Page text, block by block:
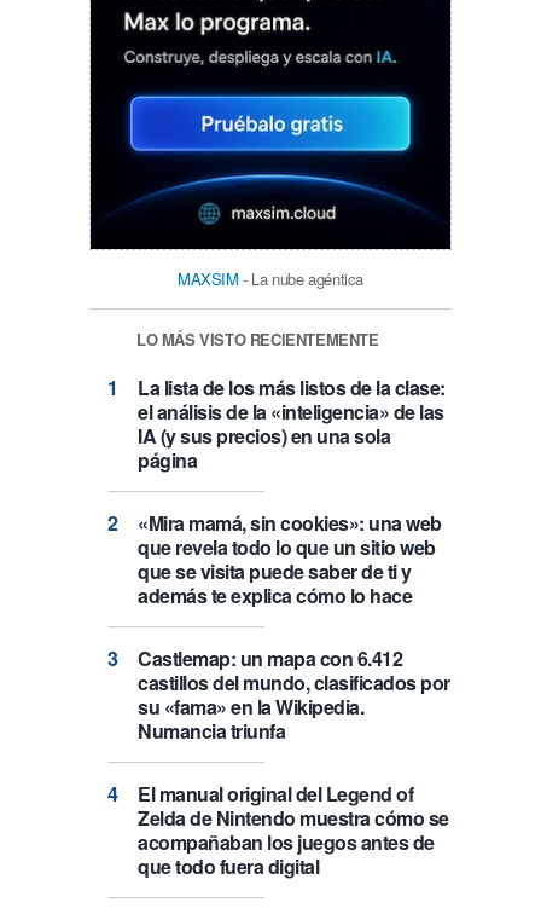
MAXSIM - La nube agéntica
LO MÁS VISTO RECIENTEMENTE
La lista de los más listos de la clase:
el análisis de la «inteligencia» de las
IA (y sus precios) en una sola
página
«Mira mamá, sin cookies»: una web
que revela todo lo que un sitio web
que se visita puede saber de ti y
además te explica cómo lo hace
Castlemap: un mapa con 6.412
castillos del mundo, clasificados por
su «fama» en la Wikipedia.
Numancia triunfa
El manual original del Legend of
Zelda de Nintendo muestra cómo se
acompañaban los juegos antes de
que todo fuera digital